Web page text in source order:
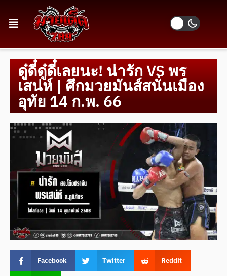
ดู๋ดี๋ดู๋ดี๋เลยนะ! น่ารัก VS พร
เสน่ห์ | ศึกมวยมันส์สนั่นเมือง
อุทัย 14 ก.พ. 66
Facebook Twitter
Reddit